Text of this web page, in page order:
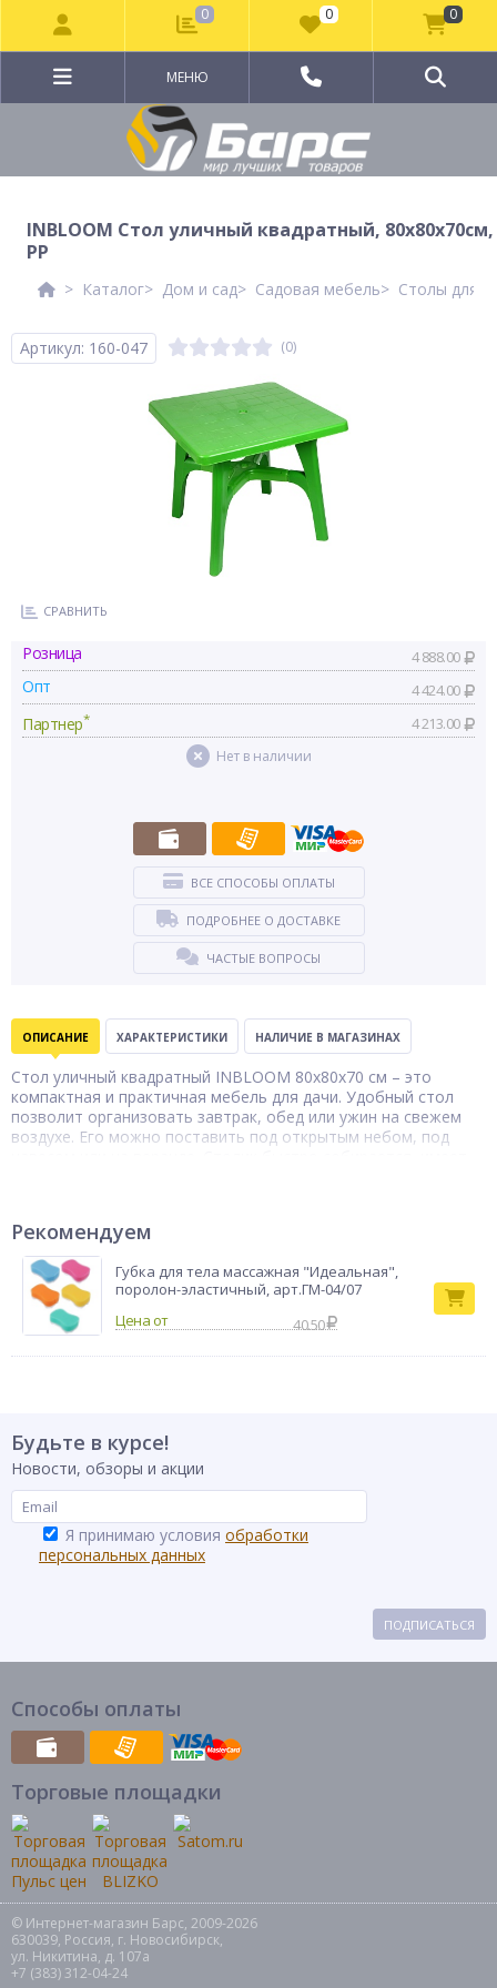
МЕНЮ
INBLOOM Стол уличный квадратный, 80х80х70см,
РР
Каталог Дом и сад Садовая мебель Столы для
Артикул: 160-047 (0)
СРАВНИТЬ
Розница 4 888.00
Опт 4 424.00
Партнер* 4 213.00
Нет в наличии
ВСЕ СПОСОБЫ ОПЛАТЫ
ПОДРОБНЕЕ О ДОСТАВКЕ
ЧАСТЫЕ ВОПРОСЫ
ОПИСАНИЕ ХАРАКТЕРИСТИКИ НАЛИЧИЕ В МАГАЗИНАХ
Стол уличный квадратный INBLOOM 80х80х70 см – это
компактная и практичная мебель для дачи. Удобный стол
позволит организовать завтрак, обед или ужин на свежем
воздухе. Его можно поставить под открытым небом, под
температур, не деформируется и не трескается.
Оптимальный вариант для 4-х человек.
Тип товара
Стол
Бренд
Рекомендуем
Губка для тела массажная "Идеальная",
поролон-эластичный, арт.ГМ-04/07
40.50
Будьте в курсе!
Новости, обзоры и акции
Я принимаю условия обработки
персональных данных
ПОДПИСАТЬСЯ
Способы оплаты
Торговые площадки
© Интернет-магазин Барс, 2009-2026
630039, Россия, г. Новосибирск,
ул. Никитина, д. 107а
+7 (383) 312-04-24
0 0 0